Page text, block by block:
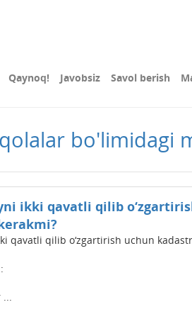
Qaynoq! Javobsiz Savol berish
bo'limidagi
ikki qavatli qilib
qavatli qilib o‘zgartirish uchun
...